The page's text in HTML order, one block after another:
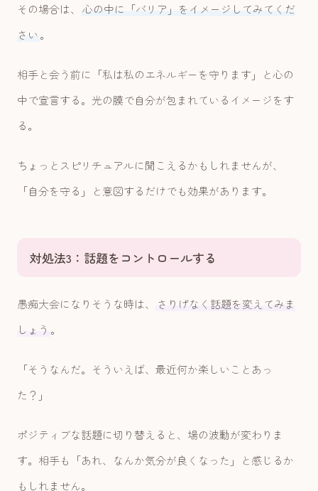
その場合は、 心の中に「バリア」をイメージしてみてくだ
さい。
相手と会う前に「私は私のエネルギーを守ります」と心の
中で宣言する。光の膜で自分が包まれているイメージをす
る。
ちょっとスピリチュアルに聞こえるかもしれませんが、
「自分を守る」と意図するだけでも効果があります。
対処法3：話題をコントロールする
愚痴大会になりそうな時は、
さりげなく話題を変えてみま
しょう 。
「そうなんだ。そういえば、最近何か楽しいことあっ
た？」
ポジティブな話題に切り替えると、場の波動が変わりま
す。相手も「あれ、なんか気分が良くなった」と感じるか
もしれません。